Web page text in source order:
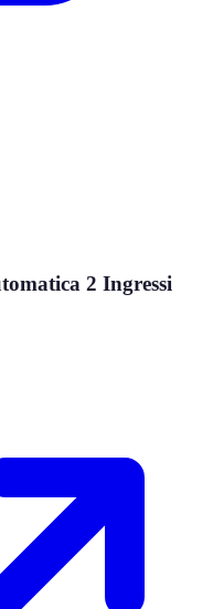
2 Ingressi